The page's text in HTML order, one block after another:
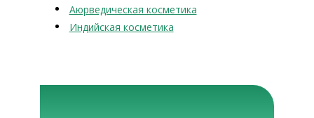
Аюрведическая косметика
Индийская косметика